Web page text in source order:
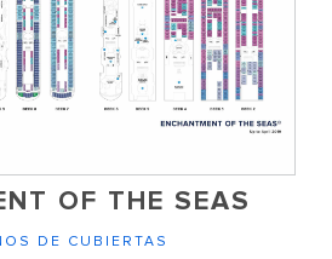
OF THE SEAS
DE CUBIERTAS